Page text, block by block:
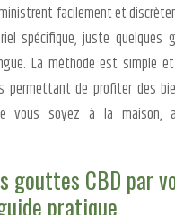
facilement et
spécifique, juste quelques
La méthode est simple
permettant de profiter des
vous soyez à la maison,
gouttes CBD par
pratique